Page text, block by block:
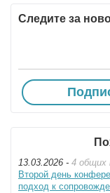
Следите за
13.03.2026 - 4 общих
Второй день
подход к